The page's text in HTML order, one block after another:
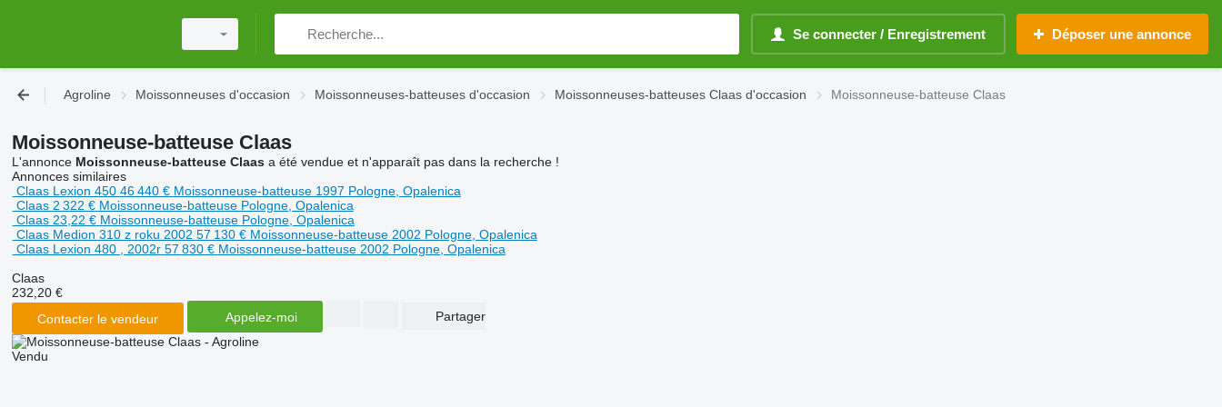
Se connecter / Enregistrement Déposer une annonce
Agroline Moissonneuses d'occasion Moissonneuses-batteuses d'occasion Moissonneuses-batteuses Claas d'occasion Moissonneuse-batteuse Claas
Moissonneuse-batteuse Claas
L'annonce Moissonneuse-batteuse Claasa été vendue et n'apparaît pas dans la recherche !
Annonces similaires
Claas Lexion 450 46 440 € Moissonneuse-batteuse 1997 Pologne, Opalenica
Claas 2 322 € Moissonneuse-batteuse Pologne, Opalenica
Claas 23,22 € Moissonneuse-batteuse Pologne, Opalenica
Claas Medion 310 z roku 2002 57 130 € Moissonneuse-batteuse 2002 Pologne, Opalenica
Claas Lexion 480 , 2002r 57 830 € Moissonneuse-batteuse 2002 Pologne, Opalenica
Claas
232,20 €
Contacter le vendeur
Appelez-moi Partager
Vendu